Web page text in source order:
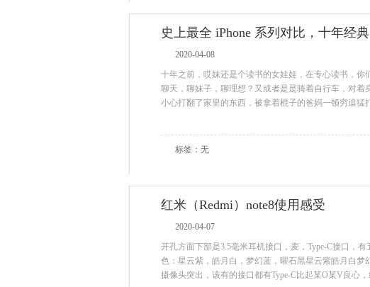
史上最全 iPhone 系列对比，十年经典
2020-04-08
十年之前，哎妹还是个读书的女娃娃，在专心读书，
聊天，聊妹子，聊理想？又或者是是骑着自行车，对
小心打翻了家里的东西，被拿着棍子的爸妈一顿穷追猛
标签：无
红米（Redmi）note8使用感受
2020-04-07
开孔方面下部是3.5毫米耳机接口，麦，Type-C接口，
色：星云紫，皓月白，梦幻蓝，曜石黑星云紫皓月白梦
摄像头突出，该有的接口都有Type-C比起某O某V良心